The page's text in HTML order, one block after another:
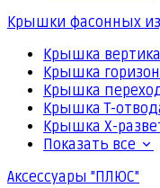
Крышки фасонных
Крышка
Крышка
Крышка
Крышка Т-
Крышка Х-
Показать все
Аксессуары "ПЛЮС"